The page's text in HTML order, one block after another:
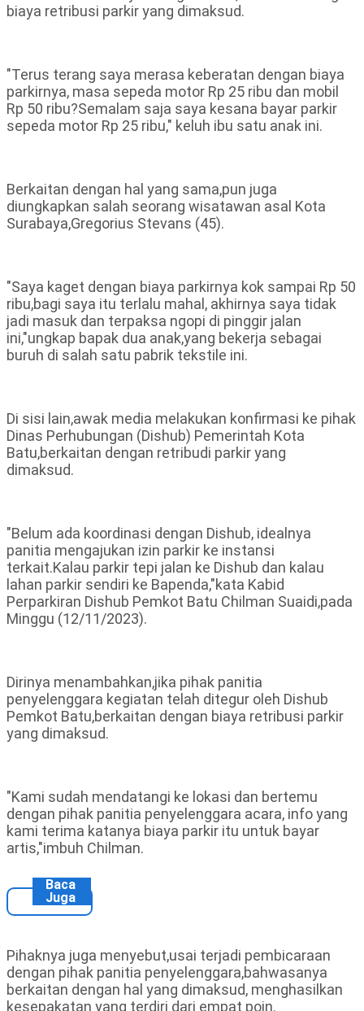
biaya retribusi parkir yang dimaksud.
"Terus terang saya merasa keberatan dengan biaya
parkirnya, masa sepeda motor Rp 25 ribu dan mobil
Rp 50 ribu?Semalam saja saya kesana bayar parkir
sepeda motor Rp 25 ribu," keluh ibu satu anak ini.
Berkaitan dengan hal yang sama,pun juga
diungkapkan salah seorang wisatawan asal Kota
Surabaya,Gregorius Stevans (45).
"Saya kaget dengan biaya parkirnya kok sampai Rp 50
ribu,bagi saya itu terlalu mahal, akhirnya saya tidak
jadi masuk dan terpaksa ngopi di pinggir jalan
ini,"ungkap bapak dua anak,yang bekerja sebagai
buruh di salah satu pabrik tekstile ini.
Di sisi lain,awak media melakukan konfirmasi ke pihak
Dinas Perhubungan (Dishub) Pemerintah Kota
Batu,berkaitan dengan retribudi parkir yang
dimaksud.
"Belum ada koordinasi dengan Dishub, idealnya
panitia mengajukan izin parkir ke instansi
terkait.Kalau parkir tepi jalan ke Dishub dan kalau
lahan parkir sendiri ke Bapenda,"kata Kabid
Perparkiran Dishub Pemkot Batu Chilman Suaidi,pada
Minggu (12/11/2023).
Dirinya menambahkan,jika pihak panitia
penyelenggara kegiatan telah ditegur oleh Dishub
Pemkot Batu,berkaitan dengan biaya retribusi parkir
yang dimaksud.
"Kami sudah mendatangi ke lokasi dan bertemu
dengan pihak panitia penyelenggara acara, info yang
kami terima katanya biaya parkir itu untuk bayar
artis,"imbuh Chilman.
Baca
Juga
Pihaknya juga menyebut,usai terjadi pembicaraan
dengan pihak panitia penyelenggara,bahwasanya
berkaitan dengan hal yang dimaksud, menghasilkan
kesepakatan yang terdiri dari empat poin.